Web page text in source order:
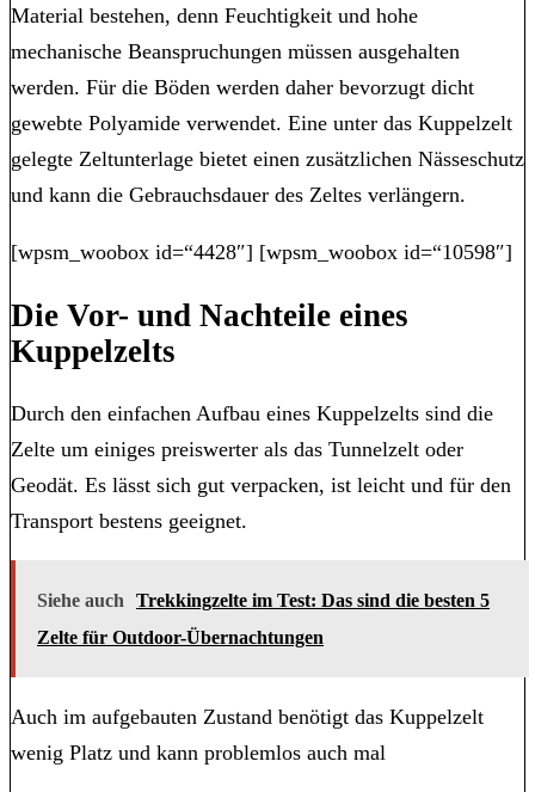
Material bestehen, denn Feuchtigkeit und hohe
mechanische Beanspruchungen müssen ausgehalten
werden. Für die Böden werden daher bevorzugt dicht
gewebte Polyamide verwendet. Eine unter das Kuppelzelt
gelegte Zeltunterlage bietet einen zusätzlichen Nässeschutz
und kann die Gebrauchsdauer des Zeltes verlängern.
[wpsm_woobox id=“4428″] [wpsm_woobox id=“10598″]
Die Vor- und Nachteile eines
Kuppelzelts
Durch den einfachen Aufbau eines Kuppelzelts sind die
Zelte um einiges preiswerter als das Tunnelzelt oder
Geodät. Es lässt sich gut verpacken, ist leicht und für den
Transport bestens geeignet.
Siehe auch
Trekkingzelte im Test: Das sind die besten 5
Zelte für Outdoor-Übernachtungen
Auch im aufgebauten Zustand benötigt das Kuppelzelt
wenig Platz und kann problemlos auch mal